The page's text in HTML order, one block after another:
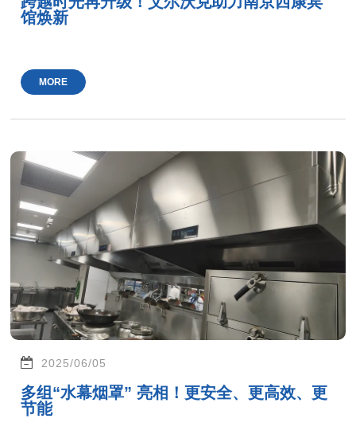
馆焕新
MORE
2025/06/05
多组“水幕烟罩” 亮相！更安全、更高效、更
节能